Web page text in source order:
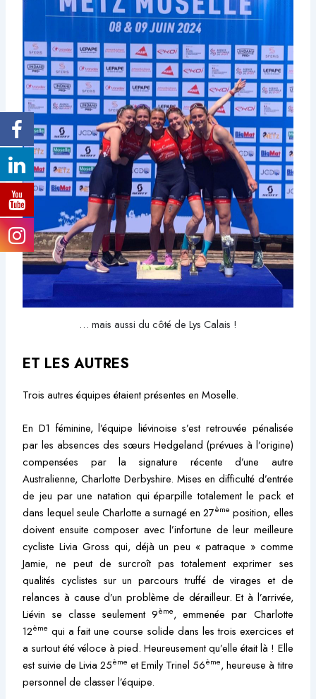
… mais aussi du côté de Lys Calais !
ET LES AUTRES
Trois autres équipes étaient présentes en Moselle.
En D1 féminine, l’équipe liévinoise s’est retrouvée pénalisée
par les absences des sœurs Hedgeland (prévues à l’origine)
compensées par la signature récente d’une autre
Australienne, Charlotte Derbyshire. Mises en difficulté d’entrée
de jeu par une natation qui éparpille totalement le pack et
dans lequel seule Charlotte a surnagé en 27ème position, elles
doivent ensuite composer avec l’infortune de leur meilleure
cycliste Livia Gross qui, déjà un peu « patraque » comme
Jamie, ne peut de surcroît pas totalement exprimer ses
qualités cyclistes sur un parcours truffé de virages et de
relances à cause d’un problème de dérailleur. Et à l’arrivée,
Liévin se classe seulement 9ème, emmenée par Charlotte
12ème qui a fait une course solide dans les trois exercices et
a surtout été véloce à pied. Heureusement qu’elle était là ! Elle
est suivie de Livia 25ème et Emily Trinel 56ème, heureuse à titre
personnel de classer l’équipe.